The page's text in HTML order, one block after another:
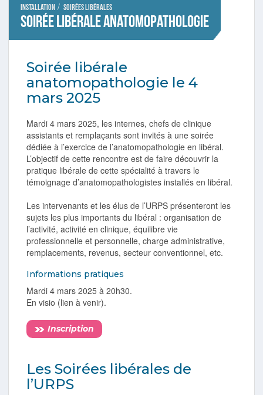
Installation / Soirées libérales
Soirée libérale anatomopathologie
Soirée libérale
anatomopathologie le 4
mars 2025
Mardi 4 mars 2025, les internes, chefs de clinique
assistants et remplaçants sont invités à une soirée
dédiée à l’exercice de l’anatomopathologie en libéral.
L’objectif de cette rencontre est de faire découvrir la
pratique libérale de cette spécialité à travers le
témoignage d’anatomopathologistes installés en libéral.
Les intervenants et les élus de l’URPS présenteront les
sujets les plus importants du libéral : organisation de
l’activité, activité en clinique, équilibre vie
professionnelle et personnelle, charge administrative,
remplacements, revenus, secteur conventionnel, etc.
Informations pratiques
Mardi 4 mars 2025 à 20h30.
En visio (lien à venir).
Inscription
Les Soirées libérales de
l’URPS